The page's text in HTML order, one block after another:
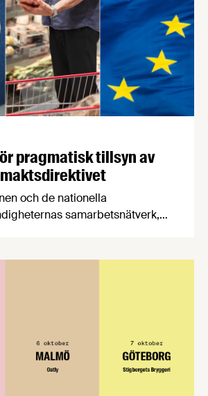
pragmatisk tillsyn av
och de nationella
samarbetsnätverk,